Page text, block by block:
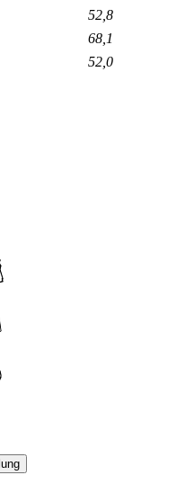
52,8
68,1
52,0